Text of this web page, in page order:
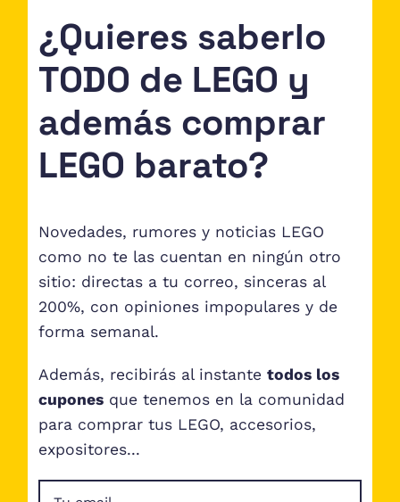
¿Quieres saberlo
TODO de LEGO y
además comprar
LEGO barato?
Novedades, rumores y noticias LEGO
como no te las cuentan en ningún otro
sitio: directas a tu correo, sinceras al
200%, con opiniones impopulares y de
forma semanal.
Además, recibirás al instante todos los
cuponesque tenemos en la comunidad
para comprar tus LEGO, accesorios,
expositores...